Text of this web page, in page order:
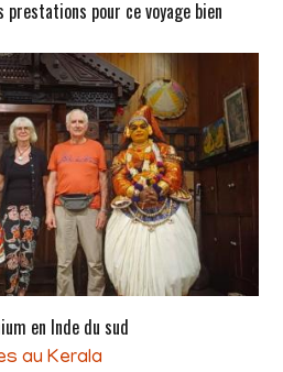
pour ce voyage bien
en Inde du sud
au Kerala